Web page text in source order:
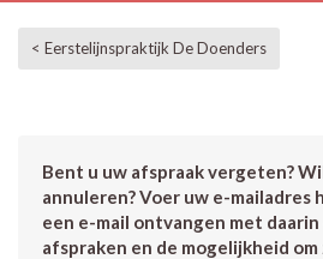
< Eerstelijnspraktijk De Doenders
Bent u uw afspraak vergeten?
annuleren? Voer uw e-mailadres
een e-mail ontvangen met
afspraken en de mogelijkheid